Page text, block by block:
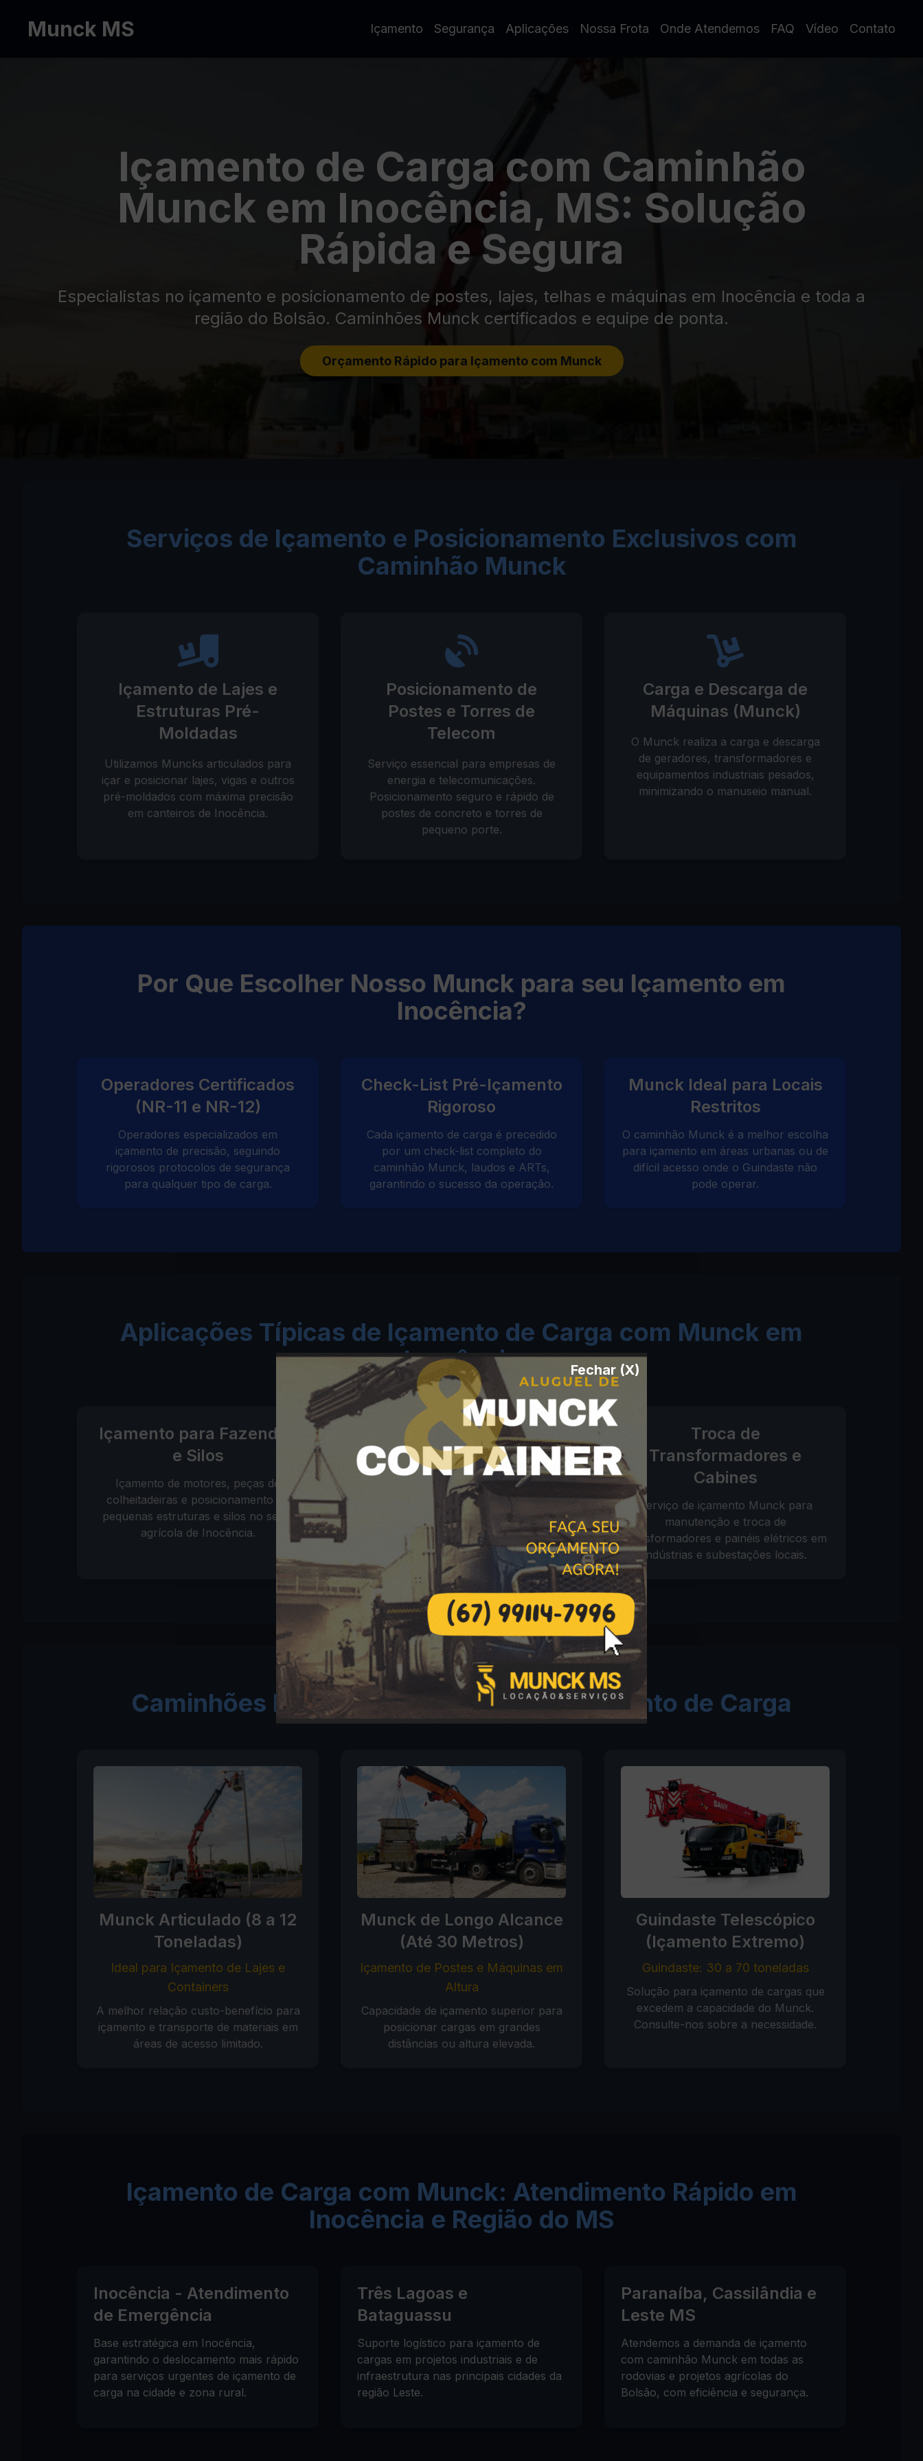
Munck MS Içamento Segurança Aplicações Nossa Frota Onde Atendemos FAQ Vídeo Contato
Içamento de Carga com Caminhão
Munck em Inocência, MS: Solução
Rápida e Segura
Especialistas no içamento e posicionamento de postes, lajes, telhas e máquinas em Inocência e toda a
região do Bolsão. Caminhões Munck certificados e equipe de ponta.
Orçamento Rápido para Içamento com Munck
Serviços de Içamento e Posicionamento Exclusivos com
Caminhão Munck
Içamento de Lajes e
Estruturas Pré-
Moldadas
Utilizamos Muncks articulados para
içar e posicionar lajes, vigas e outros
pré-moldados com máxima precisão
em canteiros de Inocência.
Posicionamento de
Postes e Torres de
Telecom
Serviço essencial para empresas de
energia e telecomunicações.
Posicionamento seguro e rápido de
postes de concreto e torres de
pequeno porte.
Carga e Descarga de
Máquinas (Munck)
O Munck realiza a carga e descarga
de geradores, transformadores e
equipamentos industriais pesados,
minimizando o manuseio manual.
Por Que Escolher Nosso Munck para seu Içamento em
Inocência?
Operadores Certificados
(NR-11 e NR-12)
Operadores especializados em
içamento de precisão, seguindo
rigorosos protocolos de segurança
para qualquer tipo de carga.
Check-List Pré-Içamento
Rigoroso
Cada içamento de carga é precedido
por um check-list completo do
caminhão Munck, laudos e ARTs,
garantindo o sucesso da operação.
Munck Ideal para Locais
Restritos
O caminhão Munck é a melhor escolha
para içamento em áreas urbanas ou de
difícil acesso onde o Guindaste não
pode operar.
Aplicações Típicas de Içamento de Carga com Munck em
Inocência
Içamento para Fazendas
e Silos
Içamento de motores, peças de
colheitadeiras e posicionamento de
pequenas estruturas e silos no setor
agrícola de Inocência.
Içamento em Obras
Comerciais e Residenciais
Elevação de containers de obra,
paletes de materiais, lajes, telhas e
caixas d'água em prédios e
construções na cidade.
Troca de
Transformadores e
Cabines
Serviço de içamento Munck para
manutenção e troca de
transformadores e painéis elétricos em
indústrias e subestações locais.
Caminhões Munck Disponíveis para Içamento de Carga
Munck Articulado (8 a 12
Toneladas)
Ideal para Içamento de Lajes e
Containers
A melhor relação custo-benefício para
içamento e transporte de materiais em
áreas de acesso limitado.
Munck de Longo Alcance
(Até 30 Metros)
Içamento de Postes e Máquinas em
Altura
Capacidade de içamento superior para
posicionar cargas em grandes
distâncias ou altura elevada.
Guindaste Telescópico
(Içamento Extremo)
Guindaste: 30 a 70 toneladas
Solução para içamento de cargas que
excedem a capacidade do Munck.
Consulte-nos sobre a necessidade.
Içamento de Carga com Munck: Atendimento Rápido em
Inocência e Região do MS
Inocência - Atendimento
de Emergência
Base estratégica em Inocência,
garantindo o deslocamento mais rápido
para serviços urgentes de içamento de
carga na cidade e zona rural.
Três Lagoas e
Bataguassu
Suporte logístico para içamento de
cargas em projetos industriais e de
infraestrutura nas principais cidades da
região Leste.
Paranaíba, Cassilândia e
Leste MS
Atendemos a demanda de içamento
com caminhão Munck em todas as
rodovias e projetos agrícolas do
Bolsão, com eficiência e segurança.
Fechar (X)